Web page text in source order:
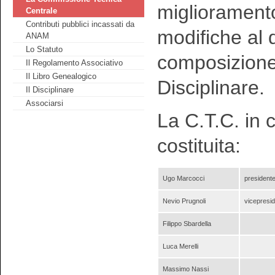
Centrale
Contributi pubblici incassati da
ANAM
Lo Statuto
Il Regolamento Associativo
Il Libro Genealogico
Il Disciplinare
Associarsi
modifiche al
Disciplinare.
La C.T.C. in
costituita:
Ugo Marcocci presidente
Nevio Prugnoli
Filippo Sbardella
Luca Merelli
Massimo Nassi